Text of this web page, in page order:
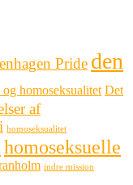
Pride den
homoseksualitet Det
af
homoseksualitet
homoseksuelle
indre mission